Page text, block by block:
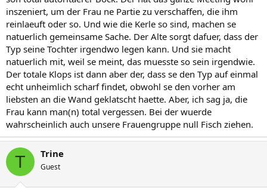
inszeniert, um der Frau ne Partie zu verschaffen, die ihm
reinlaeuft oder so. Und wie die Kerle so sind, machen se
natuerlich gemeinsame Sache. Der Alte sorgt dafuer, dass der
Typ seine Tochter irgendwo legen kann. Und sie macht
natuerlich mit, weil se meint, das muesste so sein irgendwie.
Der totale Klops ist dann aber der, dass se den Typ auf einmal
echt unheimlich scharf findet, obwohl se den vorher am
liebsten an die Wand geklatscht haette. Aber, ich sag ja, die
Frau kann man(n) total vergessen. Bei der wuerde
wahrscheinlich auch unsere Frauengruppe null Fisch ziehen.
T Trine
Guest